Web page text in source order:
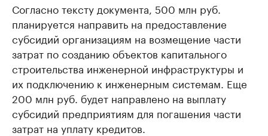
Согласно тексту документа, 500 млн руб.
планируется направить на предоставление
субсидий организациям на возмещение части
затрат по созданию объектов капитального
строительства инженерной инфраструктуры и
их подключению к инженерным системам. Еще
200 млн руб. будет направлено на выплату
субсидий предприятиям для погашения части
затрат на уплату кредитов.